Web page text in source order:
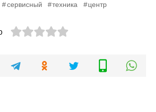
сервисный техника центр